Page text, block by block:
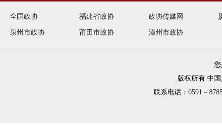
全国政协 福建省政协 政协传媒网
泉州市政协 莆田市政协 漳州市政协
版权所有 中
联系电话：0591－